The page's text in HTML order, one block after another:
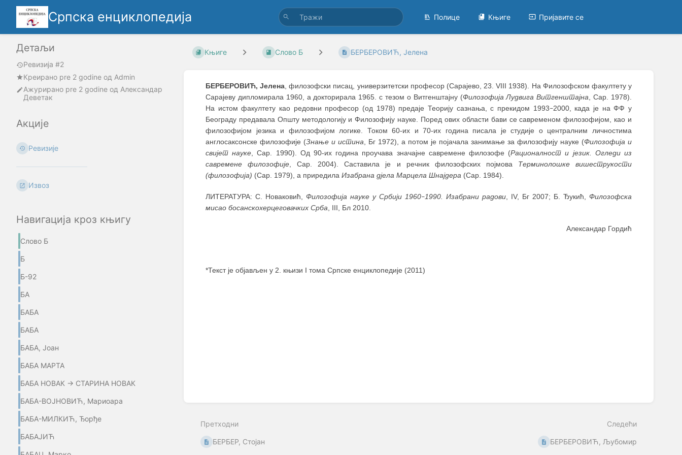
Српска енциклопедија Полице Књиге Пријавите се
Детаљи
Ревизија #2
Креирано pre 2 godine oд Admin
Ажурирано pre 2 godine од Александар
Деветак
Акције
Ревизије
Извоз
Навигација кроз књигу
Слово Б
Б
Б-92
БА
БАБА
БАБА
БАБА, Јоан
БАБА МАРТА
БАБА НОВАК → СТАРИНА НОВАК
БАБА-ВОЈНОВИЋ, Мариоара
БАБА-МИЛКИЋ, Ђорђе
БАБАЈИЋ
Књиге Слово Б БЕРБЕРОВИЋ, Јелена
БЕРБЕРОВИЋ, Јелена, филозофски писац, универзитетски професор (Сарајево, 23. VIII 1938). На Филозофском факултету у
Сарајеву дипломирала 1960, а докторирала 1965. с тезом о Витгенштајну (Филозофија Лудвига Витгенштајна, Сар. 1978).
На истом факултету као редовни професор (од 1978) предаје Теорију сазнања, с прекидом 1993–2000, када је на ФФ у
Београду предавала Општу методологију и Филозофију науке. Поред ових области бави се савременом филозофијом, као и
филозофијом језика и филозофијом логике. Током 60-их и 70-их година писала је студије о централним личностима
англосаксонске филозофије (Знање и истина, Бг 1972), а потом је појачала занимање за филозофију науке (Филозофија и
свијет науке, Сар. 1990). Од 90-их година проучава значајне савремене филозофе (Рационалност и језик. Огледи из
савремене филозофије, Сар. 2004). Саставила је и речник филозофских појмова Терминолошке вишеструкости
(филозофија) (Сар. 1979), а приредила Изабрана дјела Марцела Шнајдера (Сар. 1984).
ЛИТЕРАТУРА: С. Новаковић, Филозофија науке у Србији 1960–1990. Изабрани радови , IV, Бг 2007; Б. Ђукић, Филозофска
мисао босанскохерцеговачких Срба , III, Бл 2010.
Александар Гордић
*Текст је објављен у 2. књизи I тома Српске енциклопедије (2011)
Претходни
БЕРБЕР, Стојан
Следећи
БЕРБЕРОВИЋ, Љубомир